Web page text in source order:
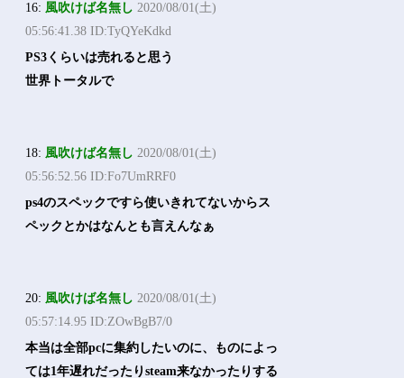
16: 風吹けば名無し 2020/08/01(土)
05:56:41.38 ID:TyQYeKdkd
PS3くらいは売れると思う
世界トータルで
18: 風吹けば名無し 2020/08/01(土)
05:56:52.56 ID:Fo7UmRRF0
ps4のスペックですら使いきれてないからス
ペックとかはなんとも言えんなぁ
20: 風吹けば名無し 2020/08/01(土)
05:57:14.95 ID:ZOwBgB7/0
本当は全部pcに集約したいのに、ものによっ
ては1年遅れだったりsteam来なかったりする